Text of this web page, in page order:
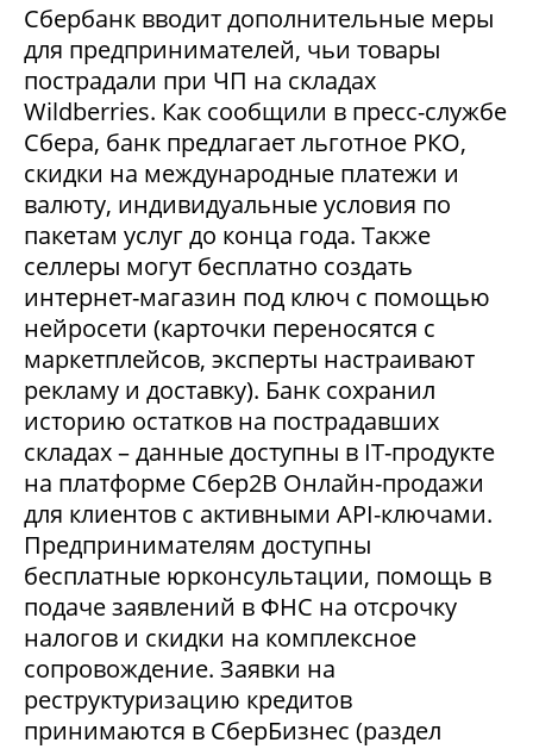
Сбербанк вводит дополнительные меры
для предпринимателей, чьи товары
пострадали при ЧП на складах
Wildberries. Как сообщили в пресс-службе
Сбера, банк предлагает льготное РКО,
скидки на международные платежи и
валюту, индивидуальные условия по
пакетам услуг до конца года. Также
селлеры могут бесплатно создать
интернет-магазин под ключ с помощью
нейросети (карточки переносятся с
маркетплейсов, эксперты настраивают
рекламу и доставку). Банк сохранил
историю остатков на пострадавших
складах – данные доступны в IT-продукте
на платформе Сбер2В Онлайн-продажи
для клиентов с активными API-ключами.
Предпринимателям доступны
бесплатные юрконсультации, помощь в
подаче заявлений в ФНС на отсрочку
налогов и скидки на комплексное
сопровождение. Заявки на
реструктуризацию кредитов
принимаются в СберБизнес (раздел